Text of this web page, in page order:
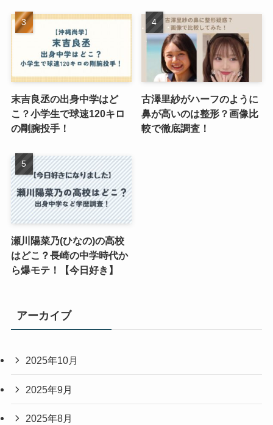
末吉良丞の出身中学はど
こ？小学生で球速120キロ
の剛腕投手！
古澤里紗がハーフのように
鼻が高いのは整形？画像比
較で徹底調査！
瀬川陽菜乃(ひなの)の高校
はどこ？長崎の中学時代か
ら爆モテ！【今日好き】
アーカイブ
2025年10月
2025年9月
2025年8月